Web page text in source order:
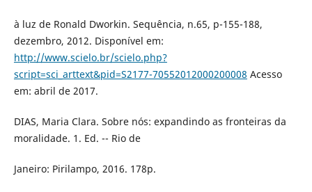
à luz de Ronald Dworkin. Sequência, n.65, p-155-188,
dezembro, 2012. Disponível em:
http://www.scielo.br/scielo.php?
script=sci_arttext&pid=S2177-70552012000200008 Acesso
em: abril de 2017.
DIAS, Maria Clara. Sobre nós: expandindo as fronteiras da
moralidade. 1. Ed. -- Rio de
Janeiro: Pirilampo, 2016. 178p.